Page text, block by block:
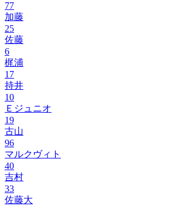
77
加藤
25
佐藤
6
梶浦
17
持井
10
Ｅジュニオ
19
古山
96
マルクヴィト
40
吉村
33
佐藤大